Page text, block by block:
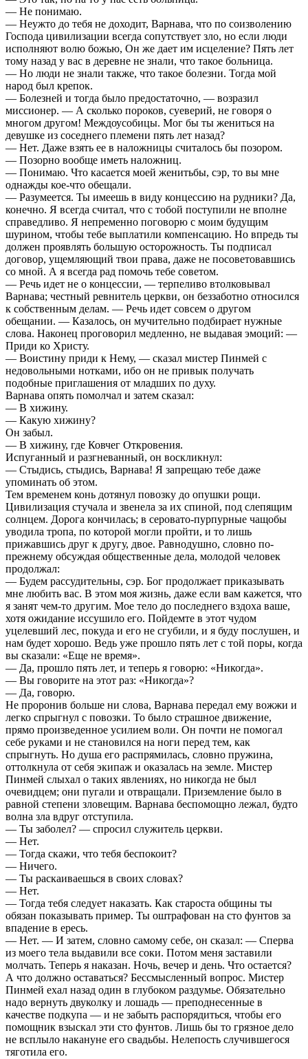
— Не понимаю.
— Неужто до тебя не доходит, Варнава, что по соизволению
Господа цивилизации всегда сопутствует зло, но если люди
исполняют волю божью, Он же дает им исцеление? Пять лет
тому назад у вас в деревне не знали, что такое больница.
— Но люди не знали также, что такое болезни. Тогда мой
народ был крепок.
— Болезней и тогда было предостаточно, — возразил
миссионер. — А сколько пороков, суеверий, не говоря о
многом другом! Междоусобицы. Мог бы ты жениться на
девушке из соседнего племени пять лет назад?
— Нет. Даже взять ее в наложницы считалось бы позором.
— Позорно вообще иметь наложниц.
— Понимаю. Что касается моей женитьбы, сэр, то вы мне
однажды кое-что обещали.
— Разумеется. Ты имеешь в виду концессию на рудники? Да,
конечно. Я всегда считал, что с тобой поступили не вполне
справедливо. Я непременно поговорю с моим будущим
шурином, чтобы тебе выплатили компенсацию. Но впредь ты
должен проявлять большую осторожность. Ты подписал
договор, ущемляющий твои права, даже не посоветовавшись
со мной. А я всегда рад помочь тебе советом.
— Речь идет не о концессии, — терпеливо втолковывал
Варнава; честный ревнитель церкви, он беззаботно относился
к собственным делам. — Речь идет совсем о другом
обещании. — Казалось, он мучительно подбирает нужные
слова. Наконец проговорил медленно, не выдавая эмоций: —
Приди ко Христу.
— Воистину приди к Нему, — сказал мистер Пинмей с
недовольными нотками, ибо он не привык получать
подобные приглашения от младших по духу.
Варнава опять помолчал и затем сказал:
— В хижину.
— Какую хижину?
Он забыл.
— В хижину, где Ковчег Откровения.
Испуганный и разгневанный, он воскликнул:
— Стыдись, стыдись, Варнава! Я запрещаю тебе даже
упоминать об этом.
Тем временем конь дотянул повозку до опушки рощи.
Цивилизация стучала и звенела за их спиной, под слепящим
солнцем. Дорога кончилась; в серовато-пурпурные чащобы
уводила тропа, по которой могли пройти, и то лишь
прижавшись друг к другу, двое. Равнодушно, словно по-
прежнему обсуждая общественные дела, молодой человек
продолжал:
— Будем рассудительны, сэр. Бог продолжает приказывать
мне любить вас. В этом моя жизнь, даже если вам кажется, что
я занят чем-то другим. Мое тело до последнего вздоха ваше,
хотя ожидание иссушило его. Пойдемте в этот чудом
уцелевший лес, покуда и его не сгубили, и я буду послушен, и
нам будет хорошо. Ведь уже прошло пять лет с той поры, когда
вы сказали: «Еще не время».
— Да, прошло пять лет, и теперь я говорю: «Никогда».
— Вы говорите на этот раз: «Никогда»?
— Да, говорю.
Не проронив больше ни слова, Варнава передал ему вожжи и
легко спрыгнул с повозки. То было страшное движение,
прямо произведенное усилием воли. Он почти не помогал
себе руками и не становился на ноги перед тем, как
спрыгнуть. Но душа его распрямилась, словно пружина,
оттолкнула от себя экипаж и оказалась на земле. Мистер
Пинмей слыхал о таких явлениях, но никогда не был
очевидцем; они пугали и отвращали. Приземление было в
равной степени зловещим. Варнава беспомощно лежал, будто
волна зла вдруг отступила.
— Ты заболел? — спросил служитель церкви.
— Нет.
— Тогда скажи, что тебя беспокоит?
— Ничего.
— Ты раскаиваешься в своих словах?
— Нет.
— Тогда тебя следует наказать. Как староста общины ты
обязан показывать пример. Ты оштрафован на сто фунтов за
впадение в ересь.
— Нет. — И затем, словно самому себе, он сказал: — Сперва
из моего тела выдавили все соки. Потом меня заставили
молчать. Теперь я наказан. Ночь, вечер и день. Что остается?
А что должно оставаться? Бессмысленный вопрос. Мистер
Пинмей ехал назад один в глубоком раздумье. Обязательно
надо вернуть двуколку и лошадь — преподнесенные в
качестве подкупа — и не забыть распорядиться, чтобы его
помощник взыскал эти сто фунтов. Лишь бы то грязное дело
не всплыло накануне его свадьбы. Нелепость случившегося
тяготила его.